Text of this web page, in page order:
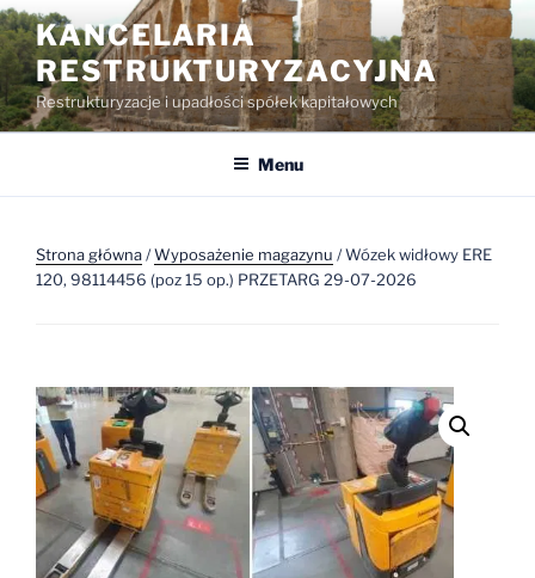
Przejdź
do
treści
KANCELARIA
RESTRUKTURYZACYJNA
Restrukturyzacje i upadłości spółek kapitałowych
Menu
Strona główna/Wyposażenie magazynu / Wózek widłowy ERE
120, 98114456 (poz 15 op.) PRZETARG 29-07-2026